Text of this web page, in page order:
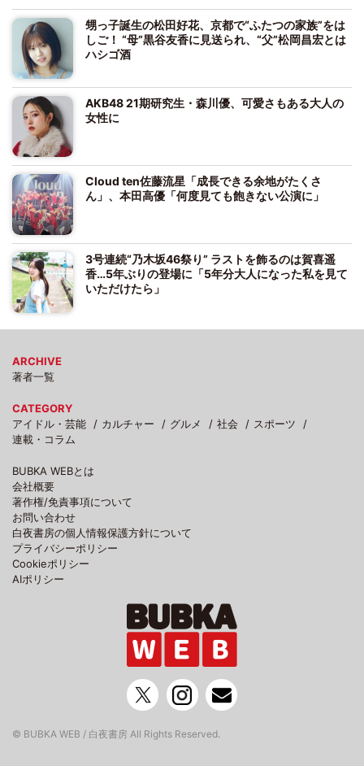
甥っ子誕生の松田好花、京都で“ふたつの家族”をは
しご！ “母”黒谷友香に見送られ、“父”松岡昌宏とは
ハシゴ酒
AKB48 21期研究生・森川優、可愛さもある大人の
女性に
Cloud ten佐藤流星「成長できる余地がたくさ
ん」、本田高優「何度見ても飽きない公演に」
3号連続“乃木坂46祭り” ラストを飾るのは賀喜遥
香…5年ぶりの登場に「5年分大人になった私を見て
いただけたら」
ARCHIVE
著者一覧
CATEGORY
アイドル・芸能
カルチャー グルメ 社会
スポーツ
連載・コラム
BUBKA WEBとは
会社概要
著作権/免責事項について
お問い合わせ
白夜書房の個人情報保護方針について
プライバシーポリシー
Cookieポリシー
AIポリシー
© BUBKA WEB / 白夜書房 All Rights Reserved.